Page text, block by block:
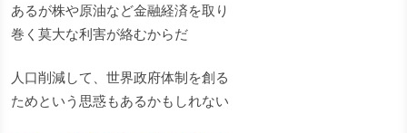
あるが株や原油など金融経済を取り
巻く莫大な利害が絡むからだ
人口削減して、世界政府体制を創る
ためという思惑もあるかもしれない